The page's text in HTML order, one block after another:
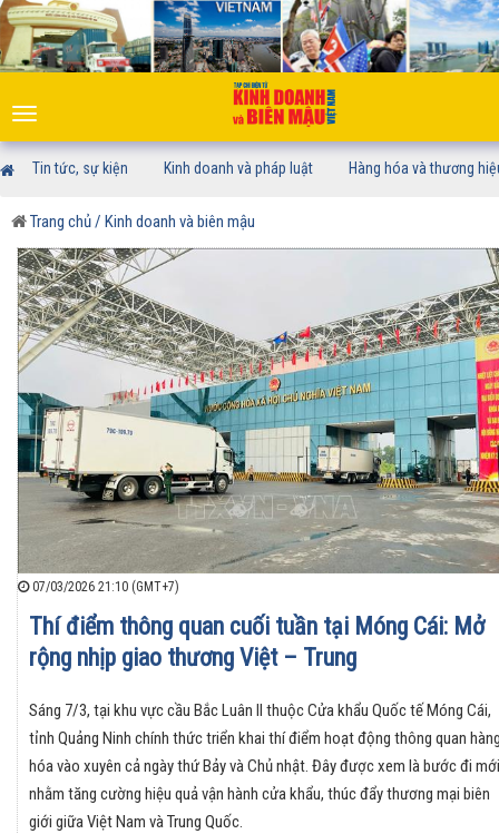
Toggle
navigation
Tin tức, sự kiện Kinh doanh và pháp luật Hàng hóa và thương
Trang chủ/ Kinh doanh và biên mậu
07/03/2026 21:10 (GMT+7)
Thí điểm thông quan cuối tuần tại Móng Cái: Mở
rộng nhịp giao thương Việt – Trung
Sáng 7/3, tại khu vực cầu Bắc Luân II thuộc Cửa khẩu Quốc tế Móng Cái,
tỉnh Quảng Ninh chính thức triển khai thí điểm hoạt động thông quan
hóa vào xuyên cả ngày thứ Bảy và Chủ nhật. Đây được xem là bước đi mới
nhằm tăng cường hiệu quả vận hành cửa khẩu, thúc đẩy thương mại biên
giới giữa Việt Nam và Trung Quốc.